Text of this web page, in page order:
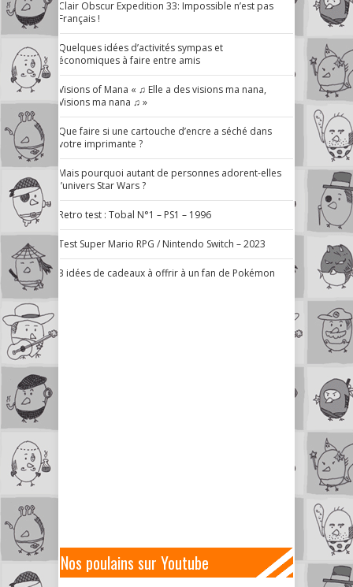
Clair Obscur Expedition 33: Impossible n’est pas
Français !
Quelques idées d’activités sympas et
économiques à faire entre amis
Visions of Mana « ♫ Elle a des visions ma nana,
Visions ma nana ♫ »
Que faire si une cartouche d’encre a séché dans
votre imprimante ?
Mais pourquoi autant de personnes adorent-elles
l’univers Star Wars ?
Retro test : Tobal N°1 – PS1 – 1996
Test Super Mario RPG / Nintendo Switch – 2023
3 idées de cadeaux à offrir à un fan de Pokémon
Nos poulains sur Youtube